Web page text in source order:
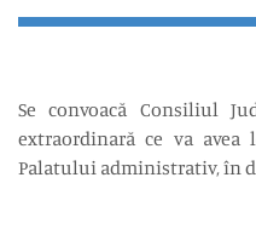
Se convoacă Consiliul
extraordinară ce va
Palatului administrativ, în